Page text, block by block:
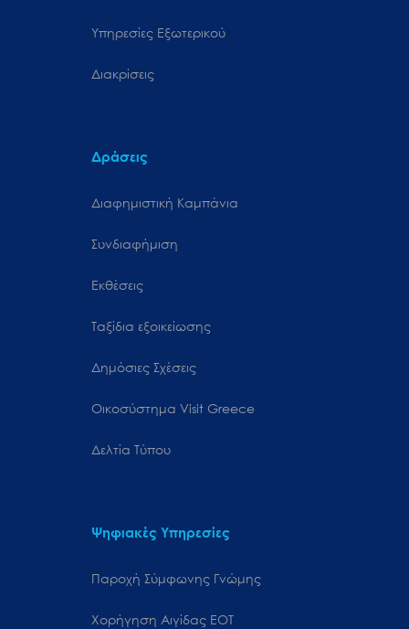
Υπηρεσίες Εξωτερικού
Διακρίσεις
Δράσεις
Διαφημιστική Καμπάνια
Συνδιαφήμιση
Εκθέσεις
Ταξίδια εξοικείωσης
Δημόσιες Σχέσεις
Oικοσύστημα Visit Greece
Δελτία Τύπου
Ψηφιακές Υπηρεσίες
Παροχή Σύμφωνης Γνώμης
Χορήγηση Αιγίδας ΕΟΤ